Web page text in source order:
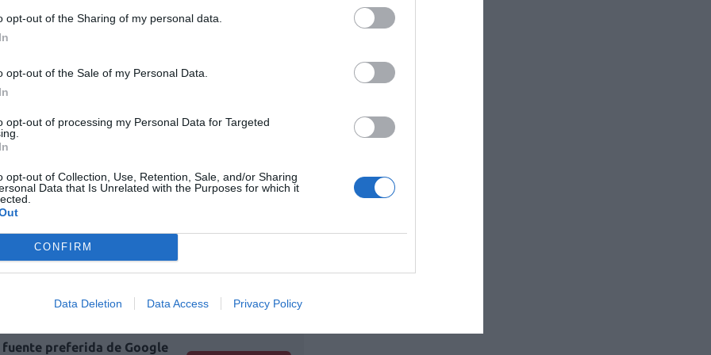
opt-out of the Sharing of my personal data.
opt-out of the Sale of my Personal Data.
opt-out of processing my Personal Data for Targeted
opt-out of Collection, Use, Retention, Sale, and/or Sharing
Data that Is Unrelated with the Purposes for which it
CONFIRM
Data Deletion Data Access Privacy Policy
José Luis Poveda, jefe de Servicio de
La Fe de Valencia.
ponentes los Dres. José Manuel
e Investigación de la SEFH, que
que es disponer de una metodología
así como en la definición de
de salud y la medición de resultados en
comunitario y presidente de Asprofa, que
entre farmacia hospitalaria y
y casos de éxito. Particularmente llamativa
realizaron farmacéuticos hospitalarios de
del modelo CMO en su actividad
fuente preferida de Google